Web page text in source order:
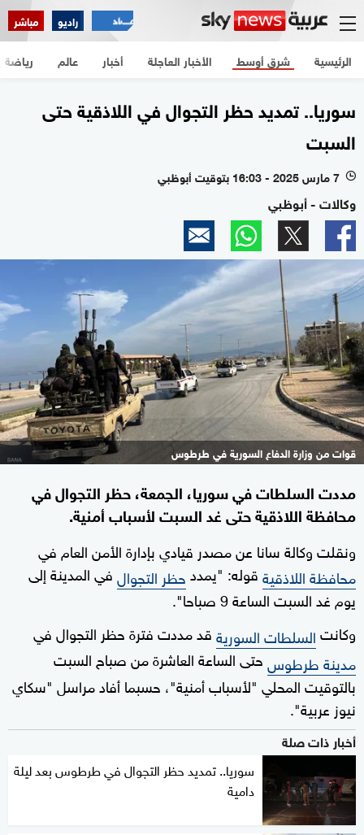
راديو مباشر
الرئيسية الأخبار العاجلة أخبار شرق أوسط عالم رياضة
سوريا.. تمديد حظر التجوال في اللاذقية حتى
السبت
l 7 مارس 2025 - 16:03 بتوقيت أبوظبي
وكالات - أبوظبي
قوات من وزارة الدفاع السورية في طرطوس
مددت السلطات في سوريا، الجمعة، حظر التجوال في
محافظة اللاذقية حتى غد السبت لأسباب أمنية.
ونقلت وكالة سانا عن مصدر قيادي بإدارة الأمن العام في
محافظة اللاذقيةقوله: "يمددحظر التجوالفي المدينة إلى
يوم غد السبت الساعة 9 صباحا".
وكانتالسلطات السوريةقد مددت فترة حظر التجوال في
مدينة طرطوسحتى الساعة العاشرة من صباح السبت
بالتوقيت المحلي "لأسباب أمنية"، حسبما أفاد مراسل "سكاي
نيوز عربية".
أخبار ذات صلة
سوريا.. تمديد حظر التجوال في طرطوس بعد ليلة
دامية